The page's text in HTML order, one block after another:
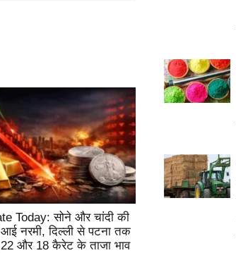
Today: सोने और चांदी की
नरमी, दिल्ली से पटना तक
और 18 कैरेट के ताजा भाव